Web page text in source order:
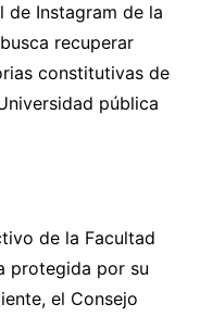
de Instagram de la
recuperar
constitutivas de
pública
de la Facultad
protegida por su
el Consejo